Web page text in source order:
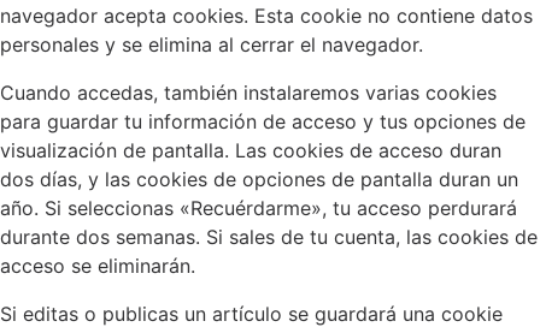
navegador acepta cookies. Esta cookie no contiene datos
personales y se elimina al cerrar el navegador.
Cuando accedas, también instalaremos varias cookies
para guardar tu información de acceso y tus opciones de
visualización de pantalla. Las cookies de acceso duran
dos días, y las cookies de opciones de pantalla duran un
año. Si seleccionas «Recuérdarme», tu acceso perdurará
durante dos semanas. Si sales de tu cuenta, las cookies de
acceso se eliminarán.
Si editas o publicas un artículo se guardará una cookie